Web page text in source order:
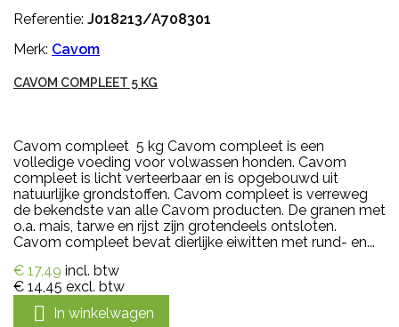
Referentie: J018213/A708301
Merk: Cavom
CAVOM COMPLEET 5 KG
Cavom compleet 5 kg Cavom compleet is een
volledige voeding voor volwassen honden. Cavom
compleet is licht verteerbaar en is opgebouwd uit
natuurlijke grondstoffen. Cavom compleet is verreweg
de bekendste van alle Cavom producten. De granen met
o.a. mais, tarwe en rijst zijn grotendeels ontsloten.
Cavom compleet bevat dierlijke eiwitten met rund- en...
€ 17,49 incl. btw
€ 14,45 excl. btw
 In winkelwagen